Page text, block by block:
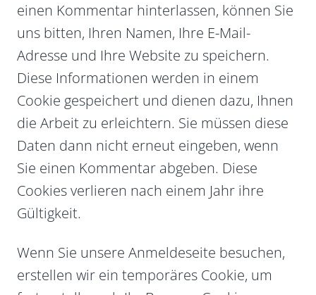
einen Kommentar hinterlassen, können Sie
uns bitten, Ihren Namen, Ihre E-Mail-
Adresse und Ihre Website zu speichern.
Diese Informationen werden in einem
Cookie gespeichert und dienen dazu, Ihnen
die Arbeit zu erleichtern. Sie müssen diese
Daten dann nicht erneut eingeben, wenn
Sie einen Kommentar abgeben. Diese
Cookies verlieren nach einem Jahr ihre
Gültigkeit.
Wenn Sie unsere Anmeldeseite besuchen,
erstellen wir ein temporäres Cookie, um